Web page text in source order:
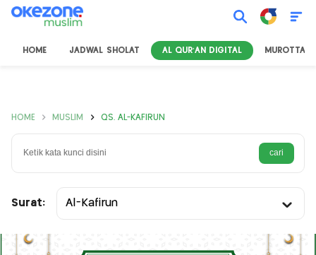
HOME JADWAL SHOLAT AL QUR'AN DIGITAL MUROTTAL
HOME MUSLIM QS. AL-KAFIRUN
Surat: Al-Kafirun